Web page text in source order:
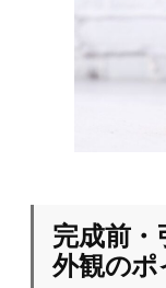
完成前
外観のポ